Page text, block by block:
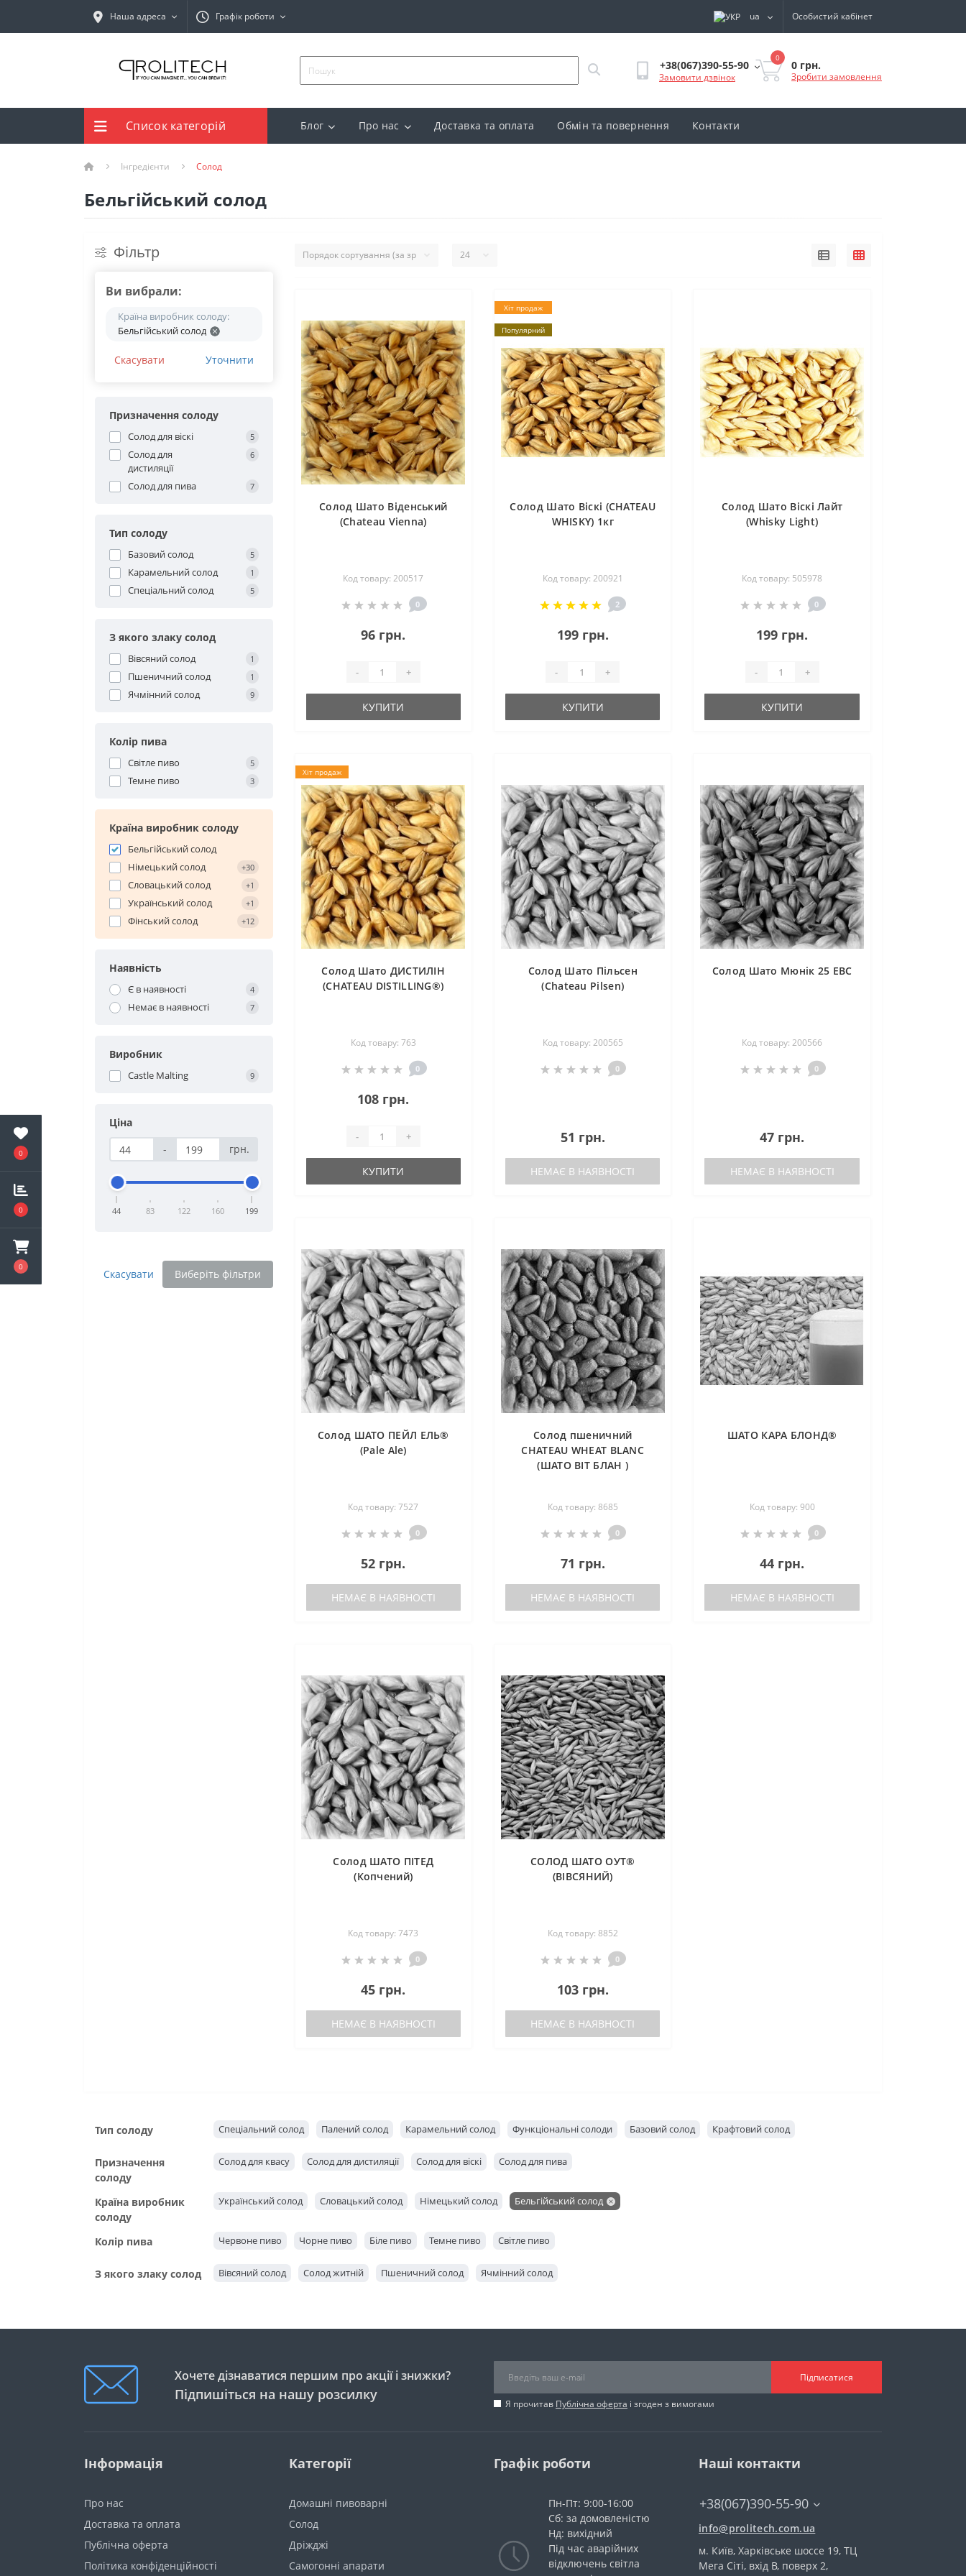
0
0
0
Наша адреса Графік роботи ua Особистий кабінет
+38(067)390-55-90
Замовити дзвінок
0
0 грн.
Зробити замовлення
Список категорій Блог Про нас Доставка та оплата Обмін та повернення Контакти
Інгредієнти Солод
Бельгійський солод
Фільтр
Ви вибрали:
Країна виробник солоду:
Бельгійський солод
Скасувати Уточнити
Призначення солоду
Солод для віскі 5
Солод для
дистиляції
6
Солод для пива 7
Тип солоду
Базовий солод 5
Карамельний солод 1
Спеціальний солод 5
З якого злаку солод
Вівсяний солод 1
Пшеничний солод 1
Ячмінний солод 9
Колір пива
Світле пиво 5
Темне пиво 3
Країна виробник солоду
Бельгійський солод
Німецький солод
+30
Словацький солод +1
Український солод +1
Фінський солод +12
Наявність
Є в наявності 4
Немає в наявності 7
Виробник
Castle Malting 9
Ціна
-
грн.
44 83 122 160 199
Скасувати Виберіть фільтри
Солод Шато Віденський
(Chateau Vienna)
Код товару: 200517
0
96 грн.
- +
КУПИТИ
Хіт продаж
Популярний
Солод Шато Віскі (CHATEAU
WHISKY) 1кг
Код товару: 200921
2
199 грн.
- +
КУПИТИ
Солод Шато Віскі Лайт
(Whisky Light)
Код товару: 505978
0
199 грн.
- +
КУПИТИ
Хіт продаж
Солод Шато ДИСТИЛІН
(CHATEAU DISTILLING®)
Код товару: 763
0
108 грн.
- +
КУПИТИ
Солод Шато Пільсен
(Chateau Pilsen)
Код товару: 200565
0
51 грн.
НЕМАЄ В НАЯВНОСТІ
Солод Шато Мюнік 25 EBC
Код товару: 200566
0
47 грн.
НЕМАЄ В НАЯВНОСТІ
Солод ШАТО ПЕЙЛ ЕЛЬ®
(Pale Ale)
Код товару: 7527
0
52 грн.
НЕМАЄ В НАЯВНОСТІ
Солод пшеничний
CHATEAU WHEAT BLANC
(ШАТО ВІТ БЛАН )
Код товару: 8685
0
71 грн.
НЕМАЄ В НАЯВНОСТІ
ШАТО КАРА БЛОНД®
Код товару: 900
0
44 грн.
НЕМАЄ В НАЯВНОСТІ
Солод ШАТО ПІТЕД
(Копчений)
Код товару: 7473
0
45 грн.
НЕМАЄ В НАЯВНОСТІ
СОЛОД ШАТО ОУТ®
(ВІВСЯНИЙ)
Код товару: 8852
0
103 грн.
НЕМАЄ В НАЯВНОСТІ
Тип солоду Спеціальний солод Палений солод Карамельний солод Функціональні солоди Базовий солод Крафтовий солод
Призначення
солоду
Солод для квасу Солод для дистиляції Солод для віскі Солод для пива
Країна виробник
солоду
Український солод Словацький солод Німецький солод Бельгійський солод
Колір пива Червоне пиво Чорне пиво Біле пиво Темне пиво Світле пиво
З якого злаку солод Вівсяний солод Солод житній Пшеничний солод Ячмінний солод
Хочете дізнаватися першим про акції і знижки?
Підпишіться на нашу розсилку
Підписатися
Я прочитав Публічна оферта і згоден з вимогами
Інформація
Про нас
Доставка та оплата
Публічна оферта
Політика конфіденційності
Категорії
Домашні пивоварні
Солод
Дріжджі
Самогонні апарати
Графік роботи
Пн-Пт: 9:00-16:00
Сб: за домовленістю
Нд: вихідний
Під час аварійних
відключень світла
Наші контакти
+38(067)390-55-90
info@prolitech.com.ua
м. Київ, Харківське шоссе 19, ТЦ
Мега Сіті, вхід В, поверх 2,